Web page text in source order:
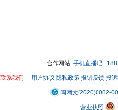
合作网站: 手机直播吧
联系我们 用户协议 隐私政策 报错反馈 投
闽网文(2020)0082-
营业执照